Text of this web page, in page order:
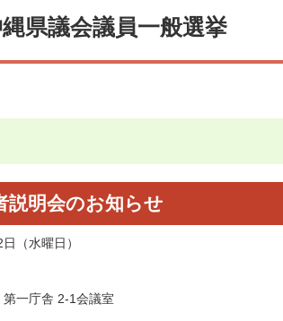
県議会議員一般選挙
説明会のお知らせ
（水曜日）
一庁舎 2-1会議室